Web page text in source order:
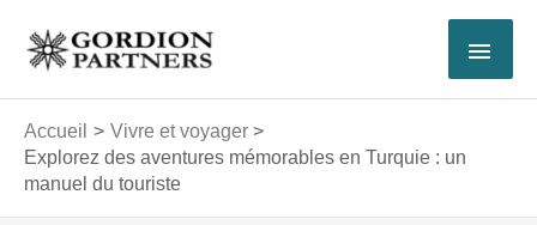
contenu
Accueil
Vivre et voyager
Explorez des aventures mémorables en Turquie : un
manuel du touriste